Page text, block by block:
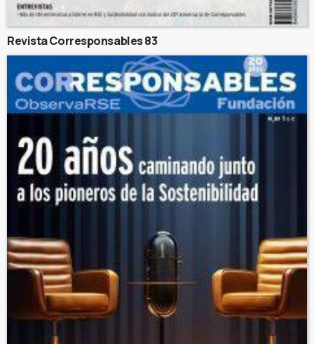
Revista Corresponsables 83